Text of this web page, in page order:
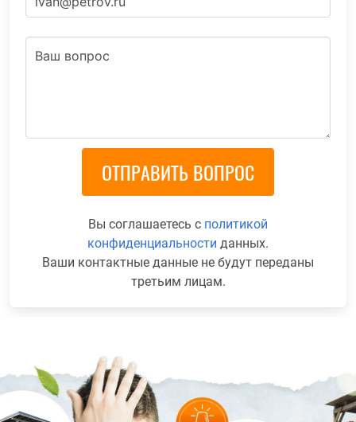
Вы соглашаетесь с политикой
конфиденциальности данных.
Ваши контактные данные не будут переданы
третьим лицам.